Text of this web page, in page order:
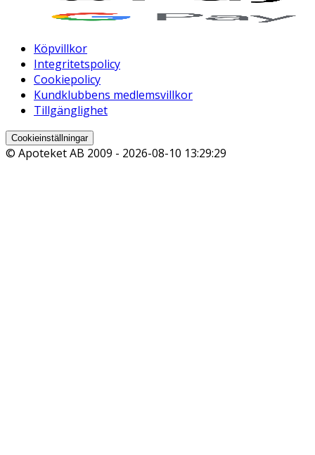
Köpvillkor
Integritetspolicy
Cookiepolicy
Kundklubbens medlemsvillkor
Tillgänglighet
Cookieinställningar
© Apoteket AB 2009 - 2026-08-10 13:29:29